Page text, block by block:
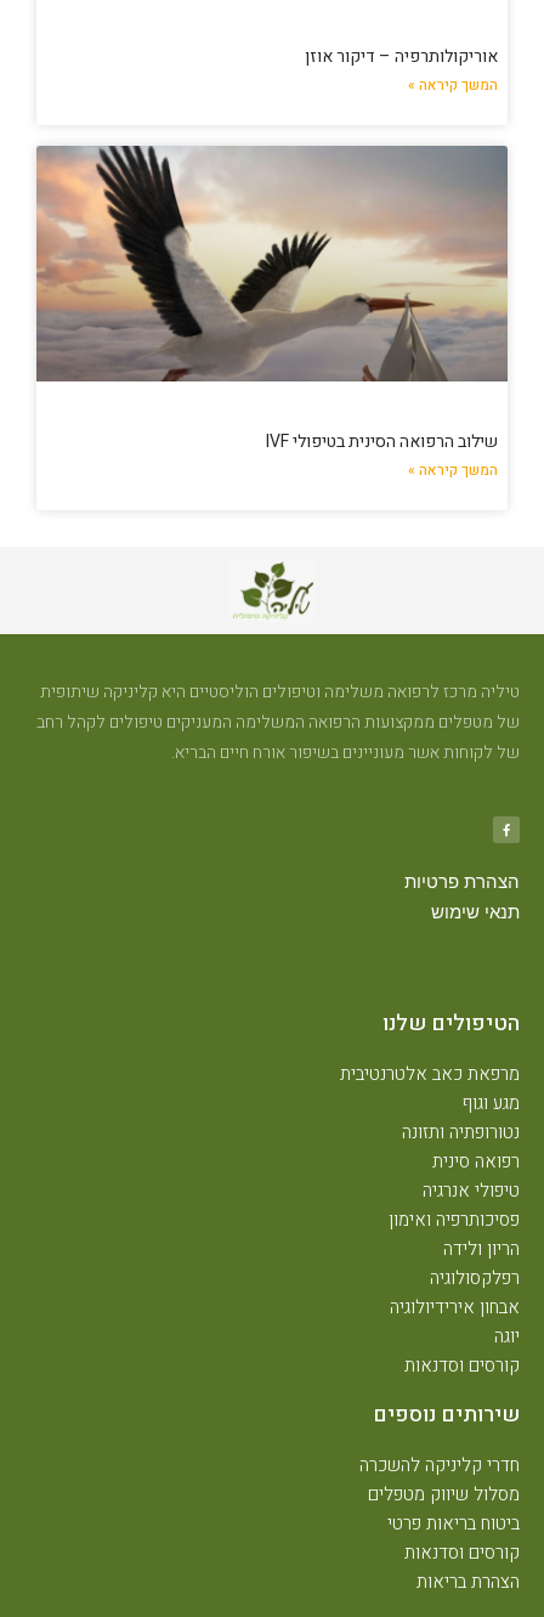
אוריקולותרפיה – דיקור אוזן
המשך קיראה »
שילוב הרפואה הסינית בטיפולי IVF
המשך קיראה »
טיליה מרכז לרפואה משלימה וטיפולים הוליסטיים היא קליניקה שיתופית
של מטפלים ממקצועות הרפואה המשלימה המעניקים טיפולים לקהל רחב
של לקוחות אשר מעוניינים בשיפור אורח חיים הבריא.
הצהרת פרטיות
תנאי שימוש
הטיפולים שלנו
מרפאת כאב אלטרנטיבית
מגע וגוף
נטורופתיה ותזונה
רפואה סינית
טיפולי אנרגיה
פסיכותרפיה ואימון
הריון ולידה
רפלקסולוגיה
אבחון אירידיולוגיה
יוגה
קורסים וסדנאות
שירותים נוספים
חדרי קליניקה להשכרה
מסלול שיווק מטפלים
ביטוח בריאות פרטי
קורסים וסדנאות
הצהרת בריאות